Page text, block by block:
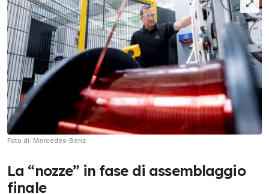
Foto di: Mercedes-Benz
La “nozze” in fase di assemblaggio
finale